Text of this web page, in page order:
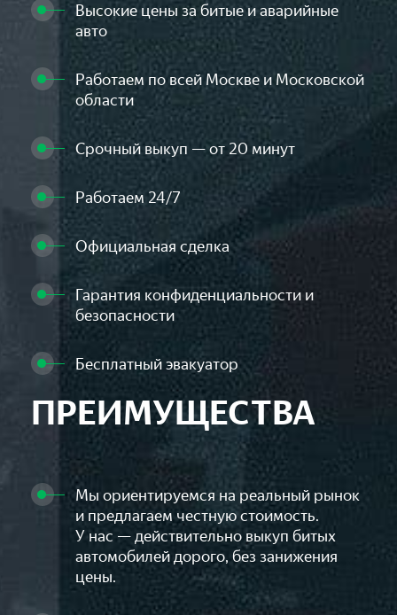
Высокие цены за битые и аварийные
авто
Работаем по всей Москве и Московской
области
Срочный выкуп — от 20 минут
Работаем 24/7
Официальная сделка
Гарантия конфиденциальности и
безопасности
Бесплатный эвакуатор
ПРЕИМУЩЕСТВА
Мы ориентируемся на реальный рынок
и предлагаем честную стоимость.
У нас — действительно выкуп битых
автомобилей дорого, без занижения
цены.